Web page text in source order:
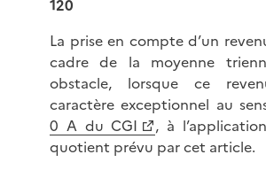
120
La prise en compte d’un
cadre de la moyenne
obstacle, lorsque ce
caractère exceptionnel au
0 A du CGI
, à
quotient prévu par cet article.